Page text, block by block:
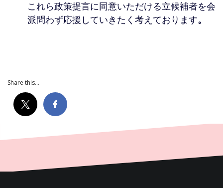
これら政策提言に同意いただける立候補者を会
派問わず応援していきたく考えております。
Share this...